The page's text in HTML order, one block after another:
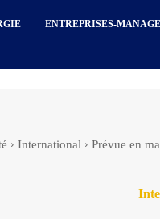
ENTREPRISES-
International Prévue en